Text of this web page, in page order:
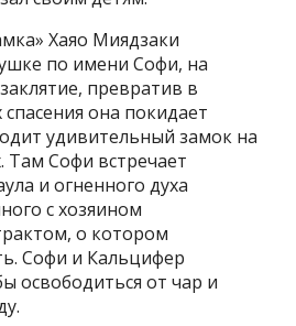
Хаяо Миядзаки
по имени Софи, на
превратив в
она покидает
удивительный замок на
Там Софи встречает
и огненного духа
с хозяином
о котором
Софи и Кальцифер
освободиться от чар и